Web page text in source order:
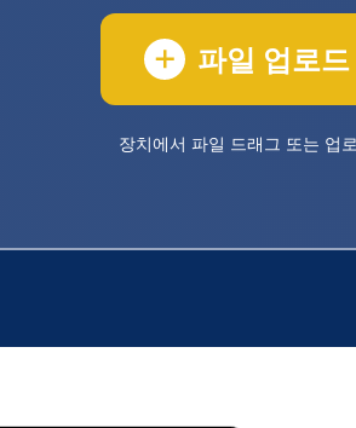
파일 업로드
장치에서 파일 드래그 또는 업